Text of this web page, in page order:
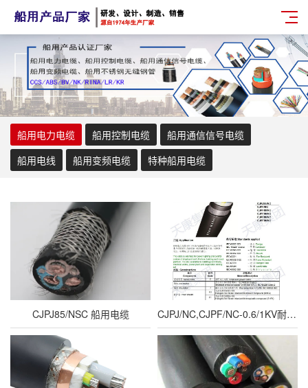
船用电力电缆 船用控制电缆
船用通信信号电缆
船用电线
船用变频电缆 特种船用电缆
CJPJ85/NSC 船用电缆 CJPJ/NC,CJPF/NC-0.6/1KV耐火型交联聚乙烯绝缘低烟无卤船用电力电缆